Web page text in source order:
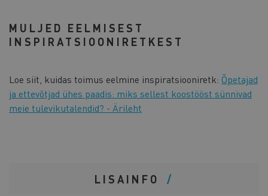
MULJED EELMISEST
INSPIRATSIOONIRETKEST
Loe siit, kuidas toimus eelmine inspiratsiooniretk: Õpetajad
ja ettevõtjad ühes paadis: miks sellest koostööst sünnivad
meie tulevikutalendid? - Ärileht
LISAINFO